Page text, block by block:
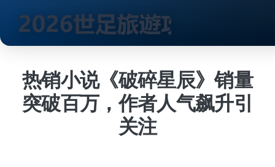
热销小说《破碎星辰》销量
突破百万，作者人气飙升引
关注